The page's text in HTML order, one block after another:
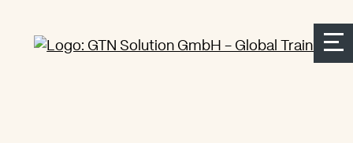
Accesskey: [Alt+1]
Accesskey: [Alt+2]